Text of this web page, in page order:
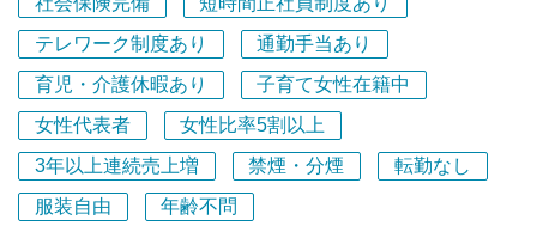
とができました。
まかないもとても美味しかったです。働いている最中もそ
れが楽しみで仕方がなかったということは内緒ですが、毎
回食べるたびに元気づけられていました。 顧問にもとて
も感謝しています。
私は米国公認会計士というアメリカの会計士の資格の勉強
を長い間しており、将来的には資格を生かして海外で働く
南側は窓が多くて日当たりが良いので、気持ちよくお仕事
ができますよ。
新しくお迎えする方の席も、しっかりと準備してありま
す！
いま働いているスタッフは3名で、うち2名が社労士登録者
です。
小学生～高校生の子育て中の方が多く、
テレワーク制度あり
通勤手当あり
育児・介護休暇あり
子育て女性在籍中
女性代表者
女性比率5割以上
3年以上連続売上増
禁煙・分煙
転勤なし
服装自由
年齢不問